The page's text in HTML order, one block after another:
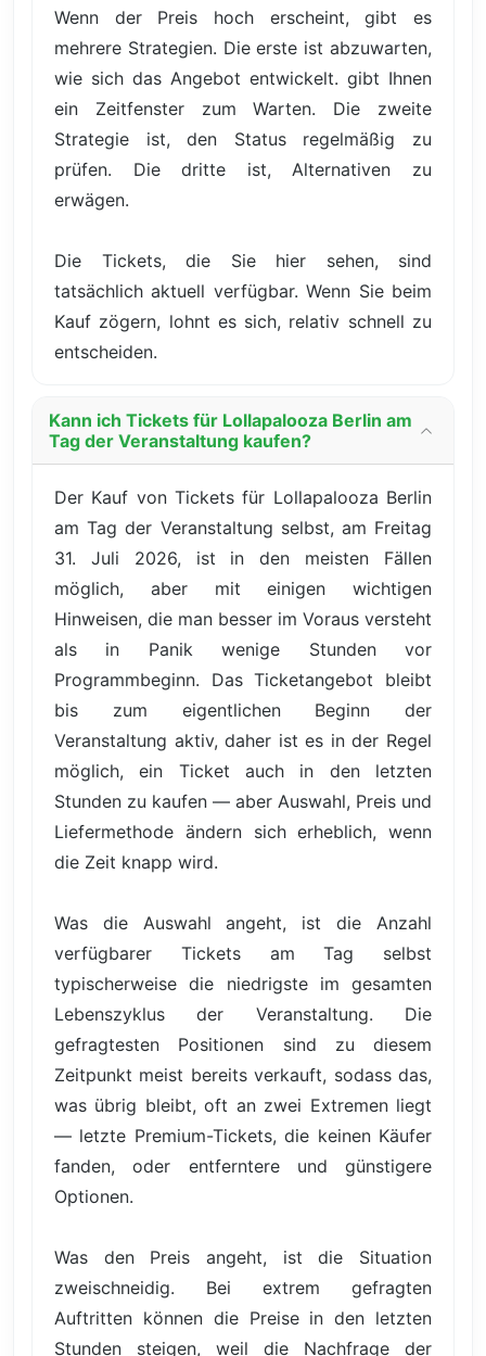
Wenn der Preis hoch erscheint, gibt es
mehrere Strategien. Die erste ist abzuwarten,
wie sich das Angebot entwickelt. gibt Ihnen
ein Zeitfenster zum Warten. Die zweite
Strategie ist, den Status regelmäßig zu
prüfen. Die dritte ist, Alternativen zu
erwägen.
Die Tickets, die Sie hier sehen, sind
tatsächlich aktuell verfügbar. Wenn Sie beim
Kauf zögern, lohnt es sich, relativ schnell zu
entscheiden.
Kann ich Tickets für Lollapalooza Berlin am
Tag der Veranstaltung kaufen?
Der Kauf von Tickets für Lollapalooza Berlin
am Tag der Veranstaltung selbst, am Freitag
31. Juli 2026, ist in den meisten Fällen
möglich, aber mit einigen wichtigen
Hinweisen, die man besser im Voraus versteht
als in Panik wenige Stunden vor
Programmbeginn. Das Ticketangebot bleibt
bis zum eigentlichen Beginn der
Veranstaltung aktiv, daher ist es in der Regel
möglich, ein Ticket auch in den letzten
Stunden zu kaufen — aber Auswahl, Preis und
Liefermethode ändern sich erheblich, wenn
die Zeit knapp wird.
Was die Auswahl angeht, ist die Anzahl
verfügbarer Tickets am Tag selbst
typischerweise die niedrigste im gesamten
Lebenszyklus der Veranstaltung. Die
gefragtesten Positionen sind zu diesem
Zeitpunkt meist bereits verkauft, sodass das,
was übrig bleibt, oft an zwei Extremen liegt
— letzte Premium-Tickets, die keinen Käufer
fanden, oder entferntere und günstigere
Optionen.
Was den Preis angeht, ist die Situation
zweischneidig. Bei extrem gefragten
Auftritten können die Preise in den letzten
Stunden steigen, weil die Nachfrage der